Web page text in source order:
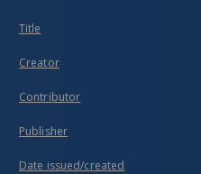
Title
Creator
Contributor
Publisher
Date issued/created